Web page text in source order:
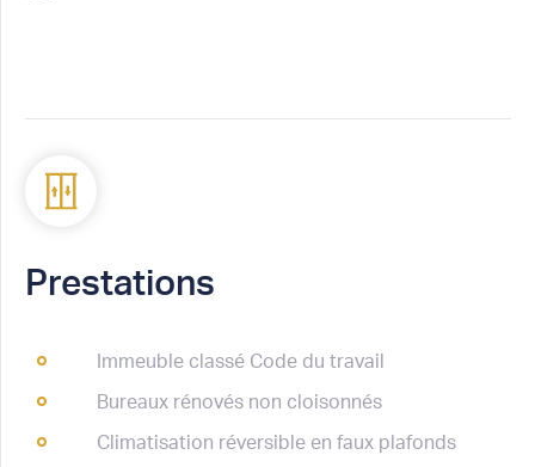
Prestations
Immeuble classé Code du travail
Bureaux rénovés non cloisonnés
Climatisation réversible en faux plafonds